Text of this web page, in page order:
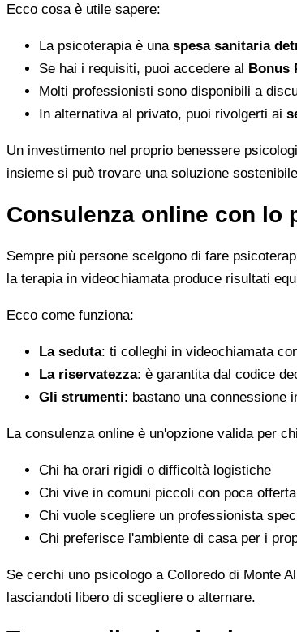
Ecco cosa è utile sapere:
La psicoterapia è una spesa sanitaria
Se hai i requisiti, puoi accedere al Bonus
Molti professionisti sono disponibili a
In alternativa al privato, puoi rivolgerti ai
Un investimento nel proprio benessere
insieme si può trovare una soluzione
Consulenza online con lo
Sempre più persone scelgono di fare
la terapia in videochiamata produce risultati
Ecco come funziona:
La seduta: ti colleghi in videochiamata
La riservatezza: è garantita dal codice
Gli strumenti: bastano una connessione
La consulenza online è un'opzione valida per
Chi ha orari rigidi o difficoltà logistiche
Chi vive in comuni piccoli con poca
Chi vuole scegliere un professionista
Chi preferisce l'ambiente di casa per i
Se cerchi uno psicologo a Colloredo di Monte
lasciandoti libero di scegliere o alternare.